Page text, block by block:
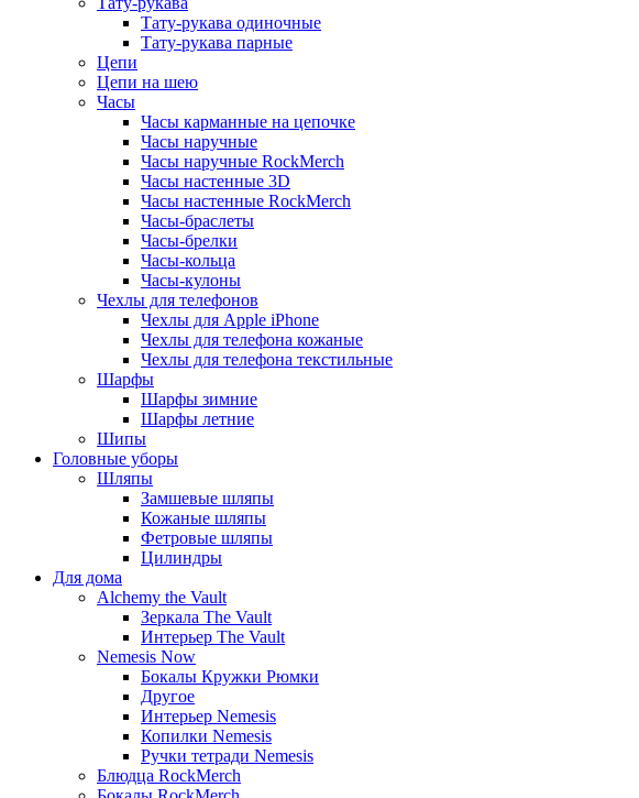
Тату-рукава одиночные
Тату-рукава парные
Цепи
Цепи на шею
Часы
Часы карманные на цепочке
Часы наручные
Часы наручные RockMerch
Часы настенные 3D
Часы настенные RockMerch
Часы-браслеты
Часы-брелки
Часы-кольца
Часы-кулоны
Чехлы для телефонов
Чехлы для Apple iPhone
Чехлы для телефона кожаные
Чехлы для телефона текстильные
Шарфы
Шарфы зимние
Шарфы летние
Шипы
Головные уборы
Шляпы
Замшевые шляпы
Кожаные шляпы
Фетровые шляпы
Цилиндры
Для дома
Alchemy the Vault
Зеркала The Vault
Интерьер The Vault
Nemesis Now
Бокалы Кружки Рюмки
Другое
Интерьер Nemesis
Копилки Nemesis
Ручки тетради Nemesis
Блюдца RockMerch